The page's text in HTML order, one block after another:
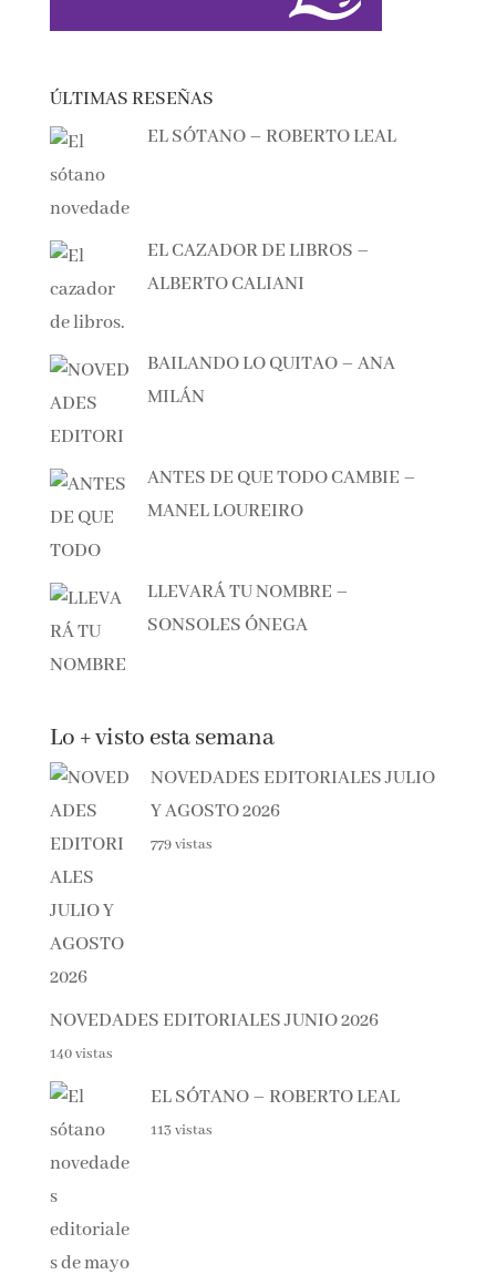
ÚLTIMAS RESEÑAS
EL SÓTANO – ROBERTO LEAL
EL CAZADOR DE LIBROS –
ALBERTO CALIANI
BAILANDO LO QUITAO – ANA
MILÁN
ANTES DE QUE TODO CAMBIE –
MANEL LOUREIRO
LLEVARÁ TU NOMBRE –
SONSOLES ÓNEGA
Lo + visto esta semana
NOVEDADES EDITORIALES JULIO
Y AGOSTO 2026
779 vistas
NOVEDADES EDITORIALES JUNIO 2026
140 vistas
EL SÓTANO – ROBERTO LEAL
113 vistas